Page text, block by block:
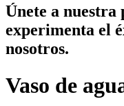
Únete a nuestra
experimenta el
nosotros.
Vaso de